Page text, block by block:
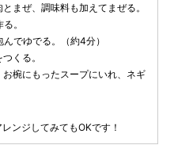
まぜ、調味料も加えてまぜる。
。
でゆでる。（約4分）
くる。
椀にもったスープにいれ、ネギ
ンジしてみてもOKです！